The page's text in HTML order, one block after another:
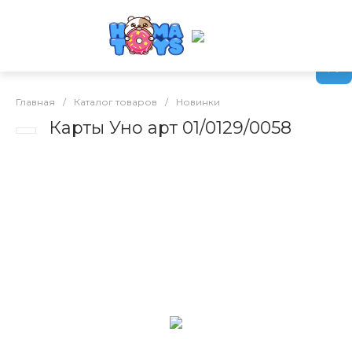
Главная / Каталог товаров / Новинки
Карты Уно арт 01/0129/0058